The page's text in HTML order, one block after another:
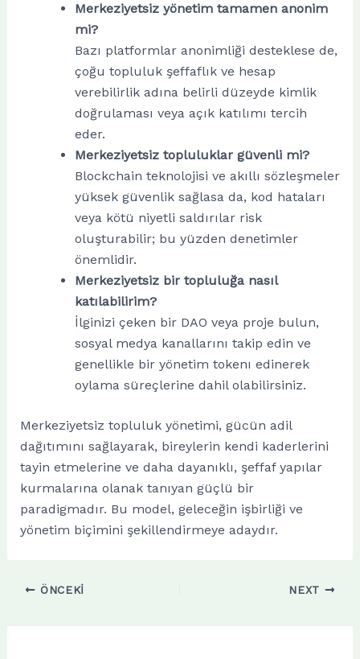
Merkeziyetsiz yönetim tamamen anonim
mi?
Bazı platformlar anonimliği desteklese de,
çoğu topluluk şeffaflık ve hesap
verebilirlik adına belirli düzeyde kimlik
doğrulaması veya açık katılımı tercih
eder.
Merkeziyetsiz topluluklar güvenli mi?
Blockchain teknolojisi ve akıllı sözleşmeler
yüksek güvenlik sağlasa da, kod hataları
veya kötü niyetli saldırılar risk
oluşturabilir; bu yüzden denetimler
önemlidir.
Merkeziyetsiz bir topluluğa nasıl
katılabilirim?
İlginizi çeken bir DAO veya proje bulun,
sosyal medya kanallarını takip edin ve
genellikle bir yönetim tokenı edinerek
oylama süreçlerine dahil olabilirsiniz.
Merkeziyetsiz topluluk yönetimi, gücün adil
dağıtımını sağlayarak, bireylerin kendi kaderlerini
tayin etmelerine ve daha dayanıklı, şeffaf yapılar
kurmalarına olanak tanıyan güçlü bir
paradigmadır. Bu model, geleceğin işbirliği ve
yönetim biçimini şekillendirmeye adaydır.
ÖNCEKI NEXT